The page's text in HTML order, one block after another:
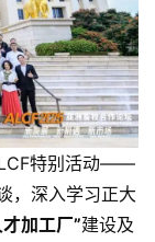
特别活动——
，深入学习正大
才加工厂”建设及